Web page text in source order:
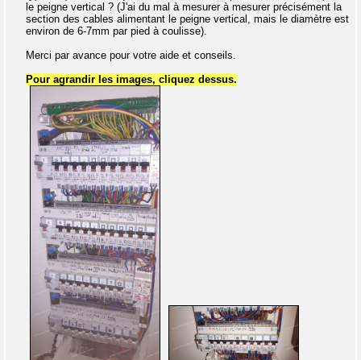
le peigne vertical ? (J'ai du mal à mesurer à mesurer précisément la
section des cables alimentant le peigne vertical, mais le diamètre est
environ de 6-7mm par pied à coulisse).
Merci par avance pour votre aide et conseils.
Pour agrandir les images, cliquez dessus.